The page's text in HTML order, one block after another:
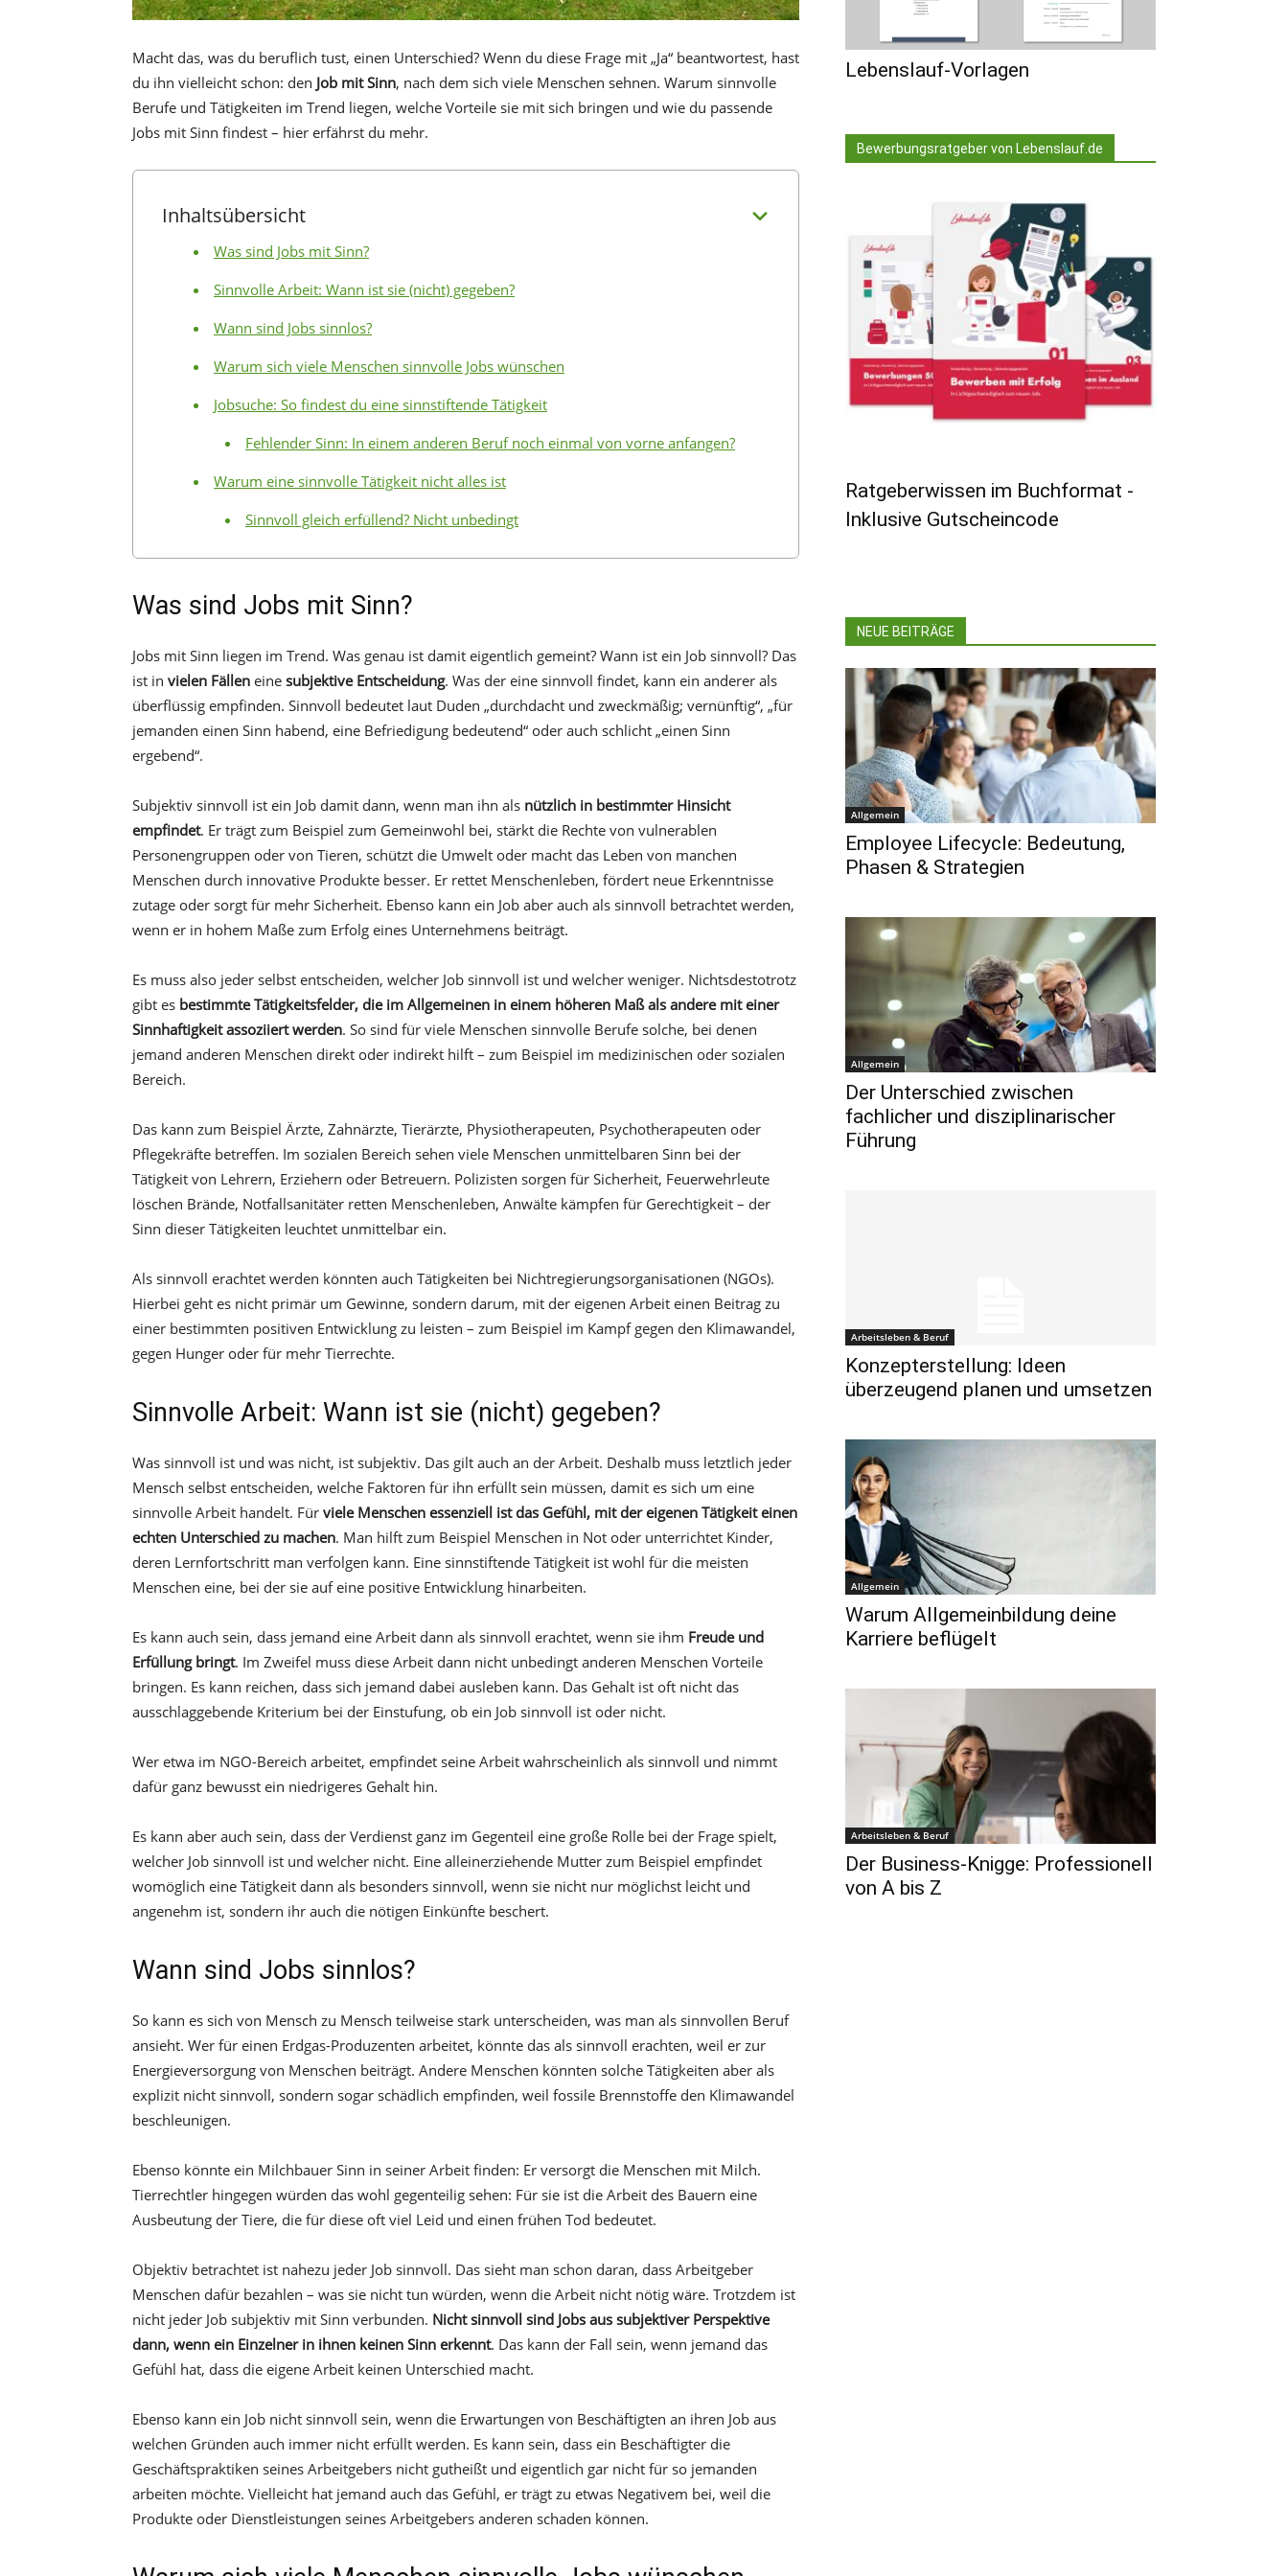
Macht das, was du beruflich tust, einen Unterschied? Wenn du diese Frage mit „Ja“ beantwortest, hast
du ihn vielleicht schon: den Job mit Sinn, nach dem sich viele Menschen sehnen. Warum sinnvolle
Berufe und Tätigkeiten im Trend liegen, welche Vorteile sie mit sich bringen und wie du passende
Jobs mit Sinn findest – hier erfährst du mehr.
Inhaltsübersicht
Was sind Jobs mit Sinn?
Sinnvolle Arbeit: Wann ist sie (nicht) gegeben?
Wann sind Jobs sinnlos?
Warum sich viele Menschen sinnvolle Jobs wünschen
Jobsuche: So findest du eine sinnstiftende Tätigkeit
Fehlender Sinn: In einem anderen Beruf noch einmal von vorne anfangen?
Warum eine sinnvolle Tätigkeit nicht alles ist
Sinnvoll gleich erfüllend? Nicht unbedingt
Was sind Jobs mit Sinn?
Jobs mit Sinn liegen im Trend. Was genau ist damit eigentlich gemeint? Wann ist ein Job sinnvoll? Das
ist in vielen Fällen eine subjektive Entscheidung. Was der eine sinnvoll findet, kann ein anderer als
überflüssig empfinden. Sinnvoll bedeutet laut Duden „durchdacht und zweckmäßig; vernünftig“, „für
jemanden einen Sinn habend, eine Befriedigung bedeutend“ oder auch schlicht „einen Sinn
ergebend“.
Subjektiv sinnvoll ist ein Job damit dann, wenn man ihn als nützlich in bestimmter Hinsicht
empfindet. Er trägt zum Beispiel zum Gemeinwohl bei, stärkt die Rechte von vulnerablen
Personengruppen oder von Tieren, schützt die Umwelt oder macht das Leben von manchen
Menschen durch innovative Produkte besser. Er rettet Menschenleben, fördert neue Erkenntnisse
zutage oder sorgt für mehr Sicherheit. Ebenso kann ein Job aber auch als sinnvoll betrachtet werden,
wenn er in hohem Maße zum Erfolg eines Unternehmens beiträgt.
Es muss also jeder selbst entscheiden, welcher Job sinnvoll ist und welcher weniger. Nichtsdestotrotz
gibt es bestimmte Tätigkeitsfelder, die im Allgemeinen in einem höheren Maß als andere mit einer
Sinnhaftigkeit assoziiert werden. So sind für viele Menschen sinnvolle Berufe solche, bei denen
jemand anderen Menschen direkt oder indirekt hilft – zum Beispiel im medizinischen oder sozialen
Bereich.
Das kann zum Beispiel Ärzte, Zahnärzte, Tierärzte, Physiotherapeuten, Psychotherapeuten oder
Pflegekräfte betreffen. Im sozialen Bereich sehen viele Menschen unmittelbaren Sinn bei der
Tätigkeit von Lehrern, Erziehern oder Betreuern. Polizisten sorgen für Sicherheit, Feuerwehrleute
löschen Brände, Notfallsanitäter retten Menschenleben, Anwälte kämpfen für Gerechtigkeit – der
Sinn dieser Tätigkeiten leuchtet unmittelbar ein.
Als sinnvoll erachtet werden könnten auch Tätigkeiten bei Nichtregierungsorganisationen (NGOs).
Hierbei geht es nicht primär um Gewinne, sondern darum, mit der eigenen Arbeit einen Beitrag zu
einer bestimmten positiven Entwicklung zu leisten – zum Beispiel im Kampf gegen den Klimawandel,
gegen Hunger oder für mehr Tierrechte.
Sinnvolle Arbeit: Wann ist sie (nicht) gegeben?
Was sinnvoll ist und was nicht, ist subjektiv. Das gilt auch an der Arbeit. Deshalb muss letztlich jeder
Mensch selbst entscheiden, welche Faktoren für ihn erfüllt sein müssen, damit es sich um eine
sinnvolle Arbeit handelt. Für viele Menschen essenziell ist das Gefühl, mit der eigenen Tätigkeit einen
echten Unterschied zu machen. Man hilft zum Beispiel Menschen in Not oder unterrichtet Kinder,
deren Lernfortschritt man verfolgen kann. Eine sinnstiftende Tätigkeit ist wohl für die meisten
Menschen eine, bei der sie auf eine positive Entwicklung hinarbeiten.
Es kann auch sein, dass jemand eine Arbeit dann als sinnvoll erachtet, wenn sie ihm Freude und
Erfüllung bringt. Im Zweifel muss diese Arbeit dann nicht unbedingt anderen Menschen Vorteile
bringen. Es kann reichen, dass sich jemand dabei ausleben kann. Das Gehalt ist oft nicht das
ausschlaggebende Kriterium bei der Einstufung, ob ein Job sinnvoll ist oder nicht.
Wer etwa im NGO-Bereich arbeitet, empfindet seine Arbeit wahrscheinlich als sinnvoll und nimmt
dafür ganz bewusst ein niedrigeres Gehalt hin.
Es kann aber auch sein, dass der Verdienst ganz im Gegenteil eine große Rolle bei der Frage spielt,
welcher Job sinnvoll ist und welcher nicht. Eine alleinerziehende Mutter zum Beispiel empfindet
womöglich eine Tätigkeit dann als besonders sinnvoll, wenn sie nicht nur möglichst leicht und
angenehm ist, sondern ihr auch die nötigen Einkünfte beschert.
Wann sind Jobs sinnlos?
So kann es sich von Mensch zu Mensch teilweise stark unterscheiden, was man als sinnvollen Beruf
ansieht. Wer für einen Erdgas-Produzenten arbeitet, könnte das als sinnvoll erachten, weil er zur
Energieversorgung von Menschen beiträgt. Andere Menschen könnten solche Tätigkeiten aber als
explizit nicht sinnvoll, sondern sogar schädlich empfinden, weil fossile Brennstoffe den Klimawandel
beschleunigen.
Ebenso könnte ein Milchbauer Sinn in seiner Arbeit finden: Er versorgt die Menschen mit Milch.
Tierrechtler hingegen würden das wohl gegenteilig sehen: Für sie ist die Arbeit des Bauern eine
Ausbeutung der Tiere, die für diese oft viel Leid und einen frühen Tod bedeutet.
Objektiv betrachtet ist nahezu jeder Job sinnvoll. Das sieht man schon daran, dass Arbeitgeber
Menschen dafür bezahlen – was sie nicht tun würden, wenn die Arbeit nicht nötig wäre. Trotzdem ist
nicht jeder Job subjektiv mit Sinn verbunden. Nicht sinnvoll sind Jobs aus subjektiver Perspektive
dann, wenn ein Einzelner in ihnen keinen Sinn erkennt. Das kann der Fall sein, wenn jemand das
Gefühl hat, dass die eigene Arbeit keinen Unterschied macht.
Ebenso kann ein Job nicht sinnvoll sein, wenn die Erwartungen von Beschäftigten an ihren Job aus
welchen Gründen auch immer nicht erfüllt werden. Es kann sein, dass ein Beschäftigter die
Geschäftspraktiken seines Arbeitgebers nicht gutheißt und eigentlich gar nicht für so jemanden
arbeiten möchte. Vielleicht hat jemand auch das Gefühl, er trägt zu etwas Negativem bei, weil die
Produkte oder Dienstleistungen seines Arbeitgebers anderen schaden können.
Lebenslauf-Vorlagen
Bewerbungsratgeber von Lebenslauf.de
Ratgeberwissen im Buchformat -
Inklusive Gutscheincode
NEUE BEITRÄGE
Allgemein
Employee Lifecycle: Bedeutung,
Phasen & Strategien
Allgemein
Der Unterschied zwischen
fachlicher und disziplinarischer
Führung
Arbeitsleben & Beruf
Konzepterstellung: Ideen
überzeugend planen und umsetzen
Allgemein
Warum Allgemeinbildung deine
Karriere beflügelt
Arbeitsleben & Beruf
Der Business-Knigge: Professionell
von A bis Z